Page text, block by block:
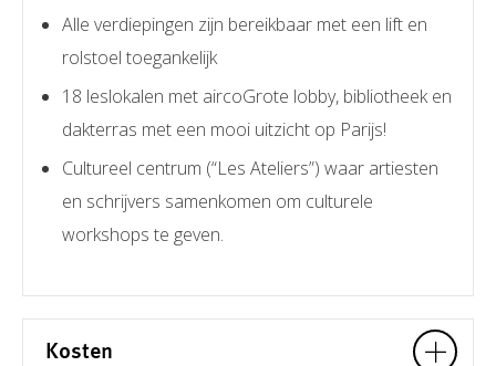
Alle verdiepingen zijn bereikbaar met een lift en
rolstoel toegankelijk
18 leslokalen met aircoGrote lobby, bibliotheek en
dakterras met een mooi uitzicht op Parijs!
Cultureel centrum (“Les Ateliers”) waar artiesten
en schrijvers samenkomen om culturele
workshops te geven.
Kosten